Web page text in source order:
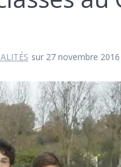
sur 27 novembre 2016